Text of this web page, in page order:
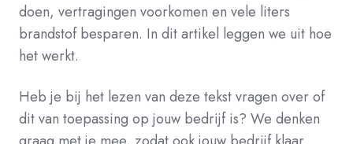
doen, vertragingen voorkomen en vele liters
brandstof besparen. In dit artikel leggen we uit hoe
het werkt.
Heb je bij het lezen van deze tekst vragen over of
dit van toepassing op jouw bedrijf is? We denken